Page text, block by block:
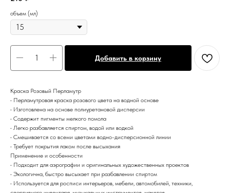
объем (мл)
Добавить в корзину
Краска Розовый Перламутр
• Перламутровая краска розового цвета на водной основе
• Изготовлена на основе полиуретановой дисперсии
• Содержит пигменты мелкого помола
• Легко разбавляется спиртом, водой или водкой
• Смешивается со всеми цветами водно-дисперсионной линии
• Требует покрытия лаком после высыхания
Применение и особенности
• Подходит для аэрографии и оригинальных художественных проектов
• Экологична, быстро высыхает при разбавлении спиртом
• Используется для росписи интерьеров, мебели, автомобилей, техники,